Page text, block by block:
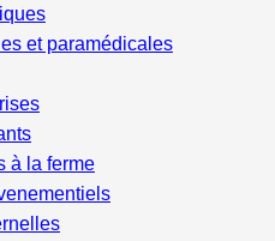
et paramédicales
à la ferme